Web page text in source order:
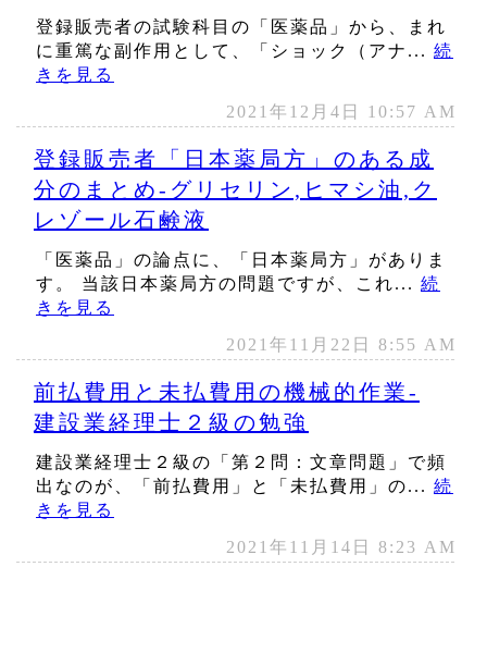
登録販売者の試験科目の「医薬品」から、まれ
に重篤な副作用として、「ショック（アナ... 続
きを見る
2021年12月4日 10:57 AM
登録販売者「日本薬局方」のある成
分のまとめ‐グリセリン,ヒマシ油,ク
レゾール石鹸液
「医薬品」の論点に、「日本薬局方」がありま
す。 当該日本薬局方の問題ですが、これ... 続
きを見る
2021年11月22日 8:55 AM
前払費用と未払費用の機械的作業‐
建設業経理士２級の勉強
建設業経理士２級の「第２問：文章問題」で頻
出なのが、「前払費用」と「未払費用」の... 続
きを見る
2021年11月14日 8:23 AM